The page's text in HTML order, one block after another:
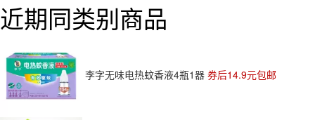
近期同类别商品
李字无味电热蚊香液4瓶1器 券后14.9元包邮